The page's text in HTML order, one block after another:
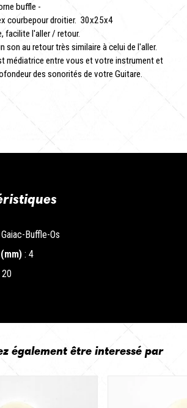
buffle -
courbepour droitier. 30x25x4
facilite l'aller / retour.
son au retour très similaire à celui de l'aller.
médiatrice entre vous et votre instrument et
des sonorités de votre Guitare.
Buffle-Os
: 4
20
également être interessé par